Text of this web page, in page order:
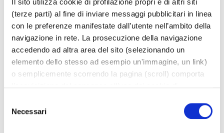
(terze parti) al fine di inviare messaggi pubblicitari in linea
con le preferenze manifestate dall’utente nell’ambito della
navigazione in rete. La prosecuzione della navigazione
accedendo ad altra area del sito (selezionando un
elemento dello stesso ad esempio un'immagine, un link)
o semplicemente scorrendo la pagina (scroll) comporta
impostazioni relative ai cookie scegliendo quali tipologie
di cookie autorizzare (di profilazione, tecnici o analitici).
delNecessari